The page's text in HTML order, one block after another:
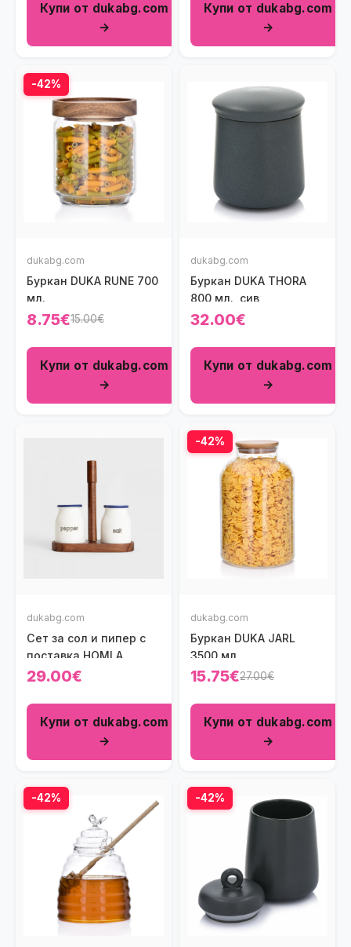
Купи от dukabg.com
→
Купи от dukabg.com
→
-42%
dukabg.com
Буркан DUKA RUNE 700
мл.
8.75€15.00€
Купи от dukabg.com
→
dukabg.com
Буркан DUKA THORA
800 мл., сив
32.00€
Купи от dukabg.com
→
dukabg.com
Сет за сол и пипер с
поставка HOMLA
MODERN
29.00€
Купи от dukabg.com
→
-42%
dukabg.com
Буркан DUKA JARL
3500 мл.
15.75€27.00€
Купи от dukabg.com
→
-42% -42%